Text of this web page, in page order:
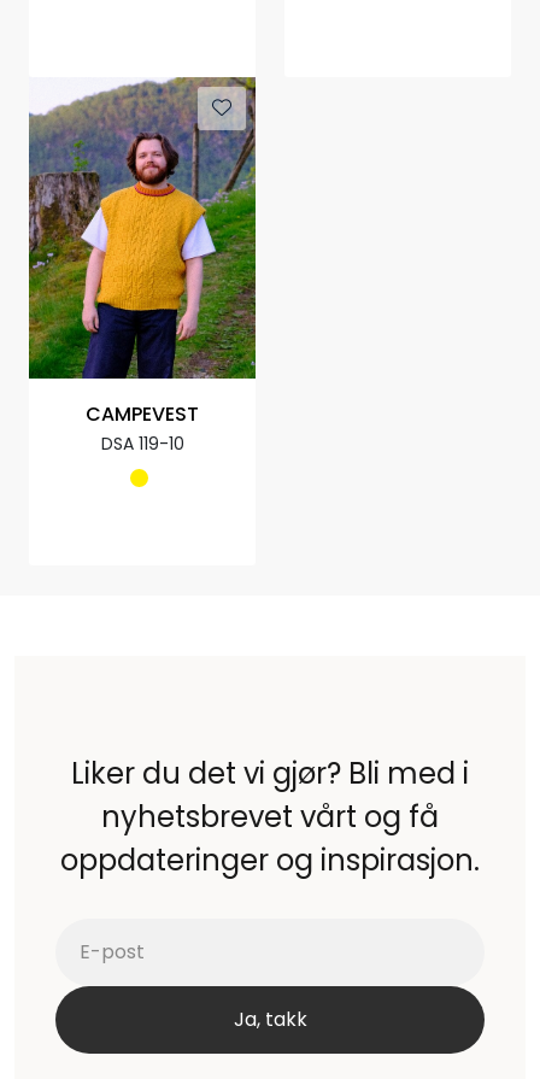
CAMPEVEST
DSA 119-10
Liker du det vi gjør? Bli med i
nyhetsbrevet vårt og få
oppdateringer og inspirasjon.